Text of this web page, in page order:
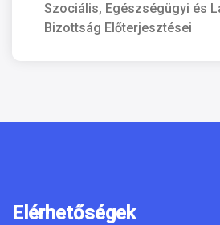
Szociális, Egészségügyi és
Bizottság Előterjesztései
Elérhetőségek